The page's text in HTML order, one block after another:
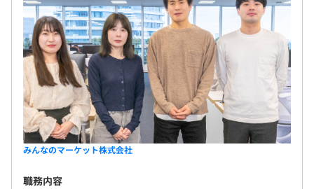
みんなのマーケット株式会社
職務内容